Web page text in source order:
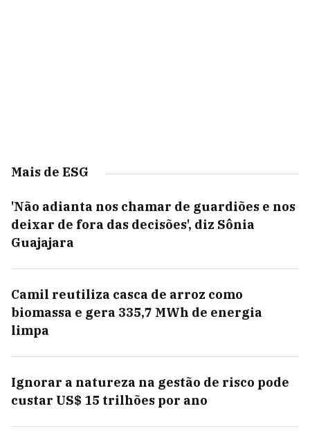
Mais de ESG
'Não adianta nos chamar de guardiões e nos
deixar de fora das decisões', diz Sônia
Guajajara
Camil reutiliza casca de arroz como
biomassa e gera 335,7 MWh de energia
limpa
Ignorar a natureza na gestão de risco pode
custar US$ 15 trilhões por ano